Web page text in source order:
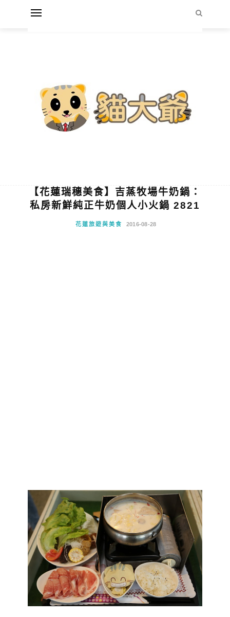
【花蓮瑞穗美食】吉蒸牧場牛奶鍋：
私房新鮮純正牛奶個人小火鍋 2821
花蓮旅遊與美食 2016-08-28